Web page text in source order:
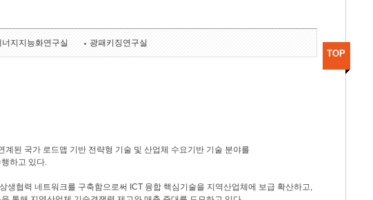
너지지능화연구실 광패키징연구실
된 국가 로드맵 기반 전략형 기술 및 산업체 수요기반 기술 분야를
하고 있다.
생협력 네트워크를 구축함으로써 ICT 융합 핵심기술을 지역산업체에 보급 확산하고,
TOP